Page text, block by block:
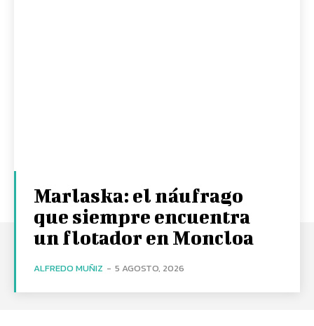
Marlaska: el náufrago
que siempre encuentra
un flotador en Moncloa
ALFREDO MUÑIZ - 5 AGOSTO, 2026